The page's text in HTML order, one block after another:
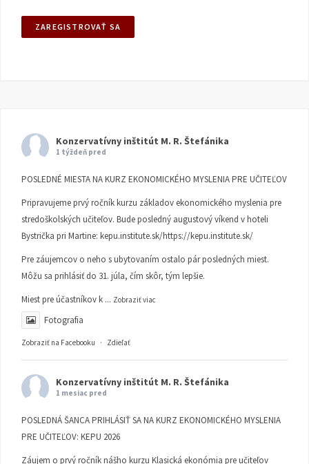
Konzervatívny inštitút M. R. Štefánika
1 týždeň pred
POSLEDNÉ MIESTA NA KURZ EKONOMICKÉHO MYSLENIA PRE UČITEĽOV
Pripravujeme prvý ročník kurzu základov ekonomického myslenia pre
stredoškolských učiteľov. Bude posledný augustový víkend v hoteli
Bystrička pri Martine: kepu.institute.sk/https://kepu.institute.sk/
Pre záujemcov o neho s ubytovaním ostalo pár posledných miest.
Môžu sa prihlásiť do 31. júla, čím skôr, tým lepšie.
Miest pre účastníkov k ... Zobraziť viac
Fotografia
Zobraziť na Facebooku · Zdieľať
Konzervatívny inštitút M. R. Štefánika
1 mesiac pred
POSLEDNÁ ŠANCA PRIHLÁSIŤ SA NA KURZ EKONOMICKÉHO MYSLENIA
PRE UČITEĽOV: KEPU 2026
Záujem o prvý ročník nášho kurzu Klasická ekonómia pre učiteľov